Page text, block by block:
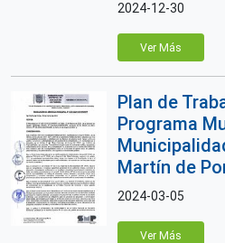
2024-12-30
Ver Más
Plan de
Programa
Martín de
2024-03-05
Ver Más